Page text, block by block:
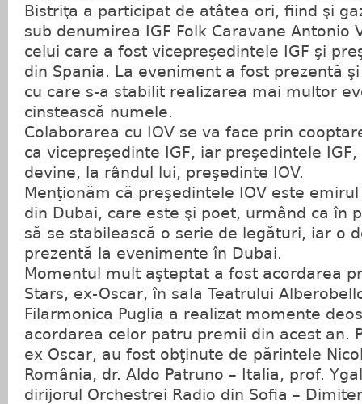
Bistriţa a participat de atâtea ori, fiind şi
sub denumirea IGF Folk Caravane Antonio
celui care a fost vicepreşedintele IGF şi
din Spania. La eveniment a fost prezentă
cu care s-a stabilit realizarea mai multor
cinstească numele.
Colaborarea cu IOV se va face prin
ca vicepreşedinte IGF, iar preşedintele
devine, la rândul lui, preşedinte IOV.
Menţionăm că preşedintele IOV este
din Dubai, care este şi poet, urmând ca în
să se stabilească o serie de legături, iar o
prezentă la evenimente în Dubai.
Momentul mult aşteptat a fost acordarea
Stars, ex-Oscar, în sala Teatrului
Filarmonica Puglia a realizat momente
acordarea celor patru premii din acest an.
ex Oscar, au fost obţinute de părintele
România, dr. Aldo Patruno – Italia, prof.
dirijorul Orchestrei Radio din Sofia –